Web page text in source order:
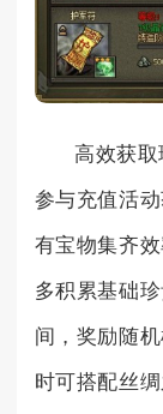
高效获
参与充值活
有宝物集齐
多积累基础
间，奖励随
时可搭配丝